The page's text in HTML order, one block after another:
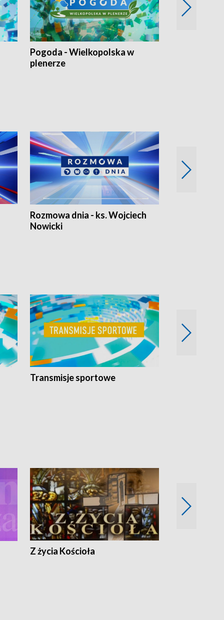
Pogoda - Wielkopolska w
plenerze
Rozmowa dnia - ks. Wojciech
Nowicki
Transmisje sportowe
Z życia Kościoła